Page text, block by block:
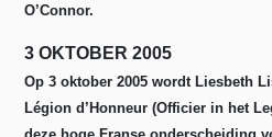
O’Connor.
3 OKTOBER 2005
Op 3 oktober 2005 wordt Liesbeth
Légion d’Honneur (Officier in het